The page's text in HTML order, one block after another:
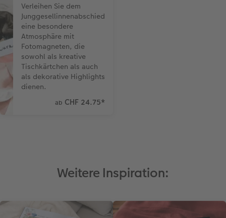
Verleihen Sie dem
Junggesellinnenabschied
eine besondere
Atmosphäre mit
Fotomagneten, die
sowohl als kreative
Tischkärtchen als auch
als dekorative Highlights
dienen.
ab CHF 24.75*
Weitere Inspiration: